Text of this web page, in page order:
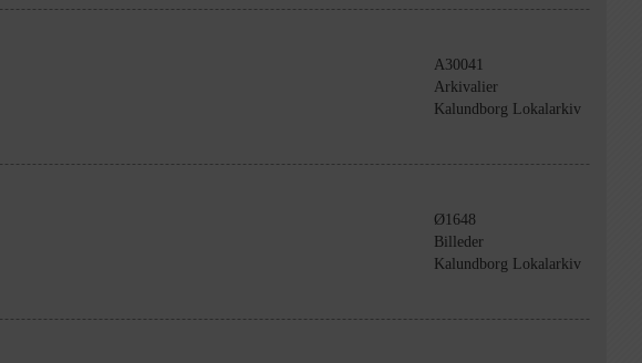
A30041
Arkivalier
Kalundborg Lokalarkiv
Ø1648
Billeder
Kalundborg Lokalarkiv